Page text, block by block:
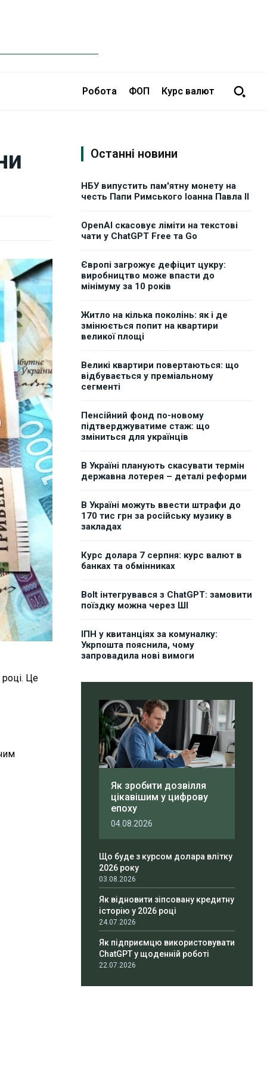
Робота ФОП Курс валют
Це
Останні новини
НБУ випустить пам'ятну монету на
честь Папи Римського Іоанна Павла II
OpenAI скасовує ліміти на текстові
чати у ChatGPT Free та Go
Європі загрожує дефіцит цукру:
виробництво може впасти до
мінімуму за 10 років
Житло на кілька поколінь: як і де
змінюється попит на квартири
великої площі
Великі квартири повертаються: що
відбувається у преміальному
сегменті
Пенсійний фонд по-новому
підтверджуватиме стаж: що
зміниться для українців
В Україні планують скасувати термін
державна лотерея – деталі реформи
В Україні можуть ввести штрафи до
170 тис грн за російську музику в
закладах
Курс долара 7 серпня: курс валют в
банках та обмінниках
Bolt інтегрувався з ChatGPT: замовити
поїздку можна через ШІ
ІПН у квитанціях за комуналку:
Укрпошта пояснила, чому
запровадила нові вимоги
Як зробити дозвілля
цікавішим у цифрову
епоху
04.08.2026
Що буде з курсом долара влітку
2026 року
03.08.2026
Як відновити зіпсовану кредитну
історію у 2026 році
24.07.2026
Як підприємцю використовувати
ChatGPT у щоденній роботі
22.07.2026